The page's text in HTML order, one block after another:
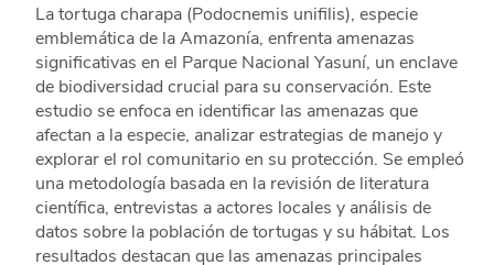
La tortuga charapa (Podocnemis unifilis), especie
emblemática de la Amazonía, enfrenta amenazas
significativas en el Parque Nacional Yasuní, un enclave
de biodiversidad crucial para su conservación. Este
estudio se enfoca en identificar las amenazas que
afectan a la especie, analizar estrategias de manejo y
explorar el rol comunitario en su protección. Se empleó
una metodología basada en la revisión de literatura
científica, entrevistas a actores locales y análisis de
datos sobre la población de tortugas y su hábitat. Los
resultados destacan que las amenazas principales